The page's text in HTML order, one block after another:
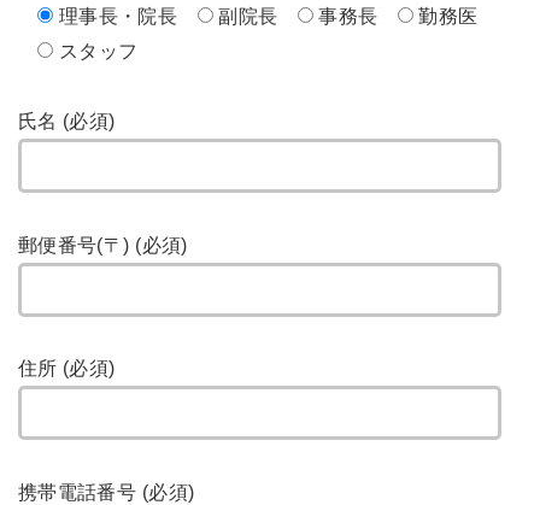
理事長・院長
副院長 事務長
勤務医
スタッフ
氏名 (必須)
郵便番号(〒) (必須)
住所 (必須)
携帯電話番号 (必須)